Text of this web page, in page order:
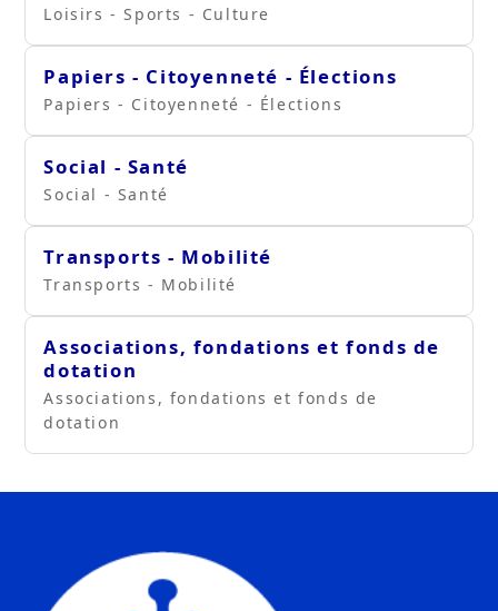
Loisirs - Sports - Culture
Papiers - Citoyenneté - Élections
Papiers - Citoyenneté - Élections
Social - Santé
Social - Santé
Transports - Mobilité
Transports - Mobilité
Associations, fondations et fonds de
dotation
Associations, fondations et fonds de
dotation